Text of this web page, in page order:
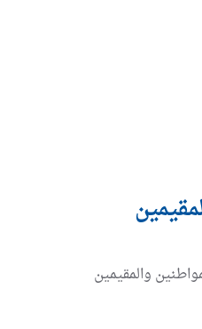
تقرر قصر إتاحة التسجيل للراغبين في أداء مناسك الحج لعام 1442هـ للمواطنين والمقيمين